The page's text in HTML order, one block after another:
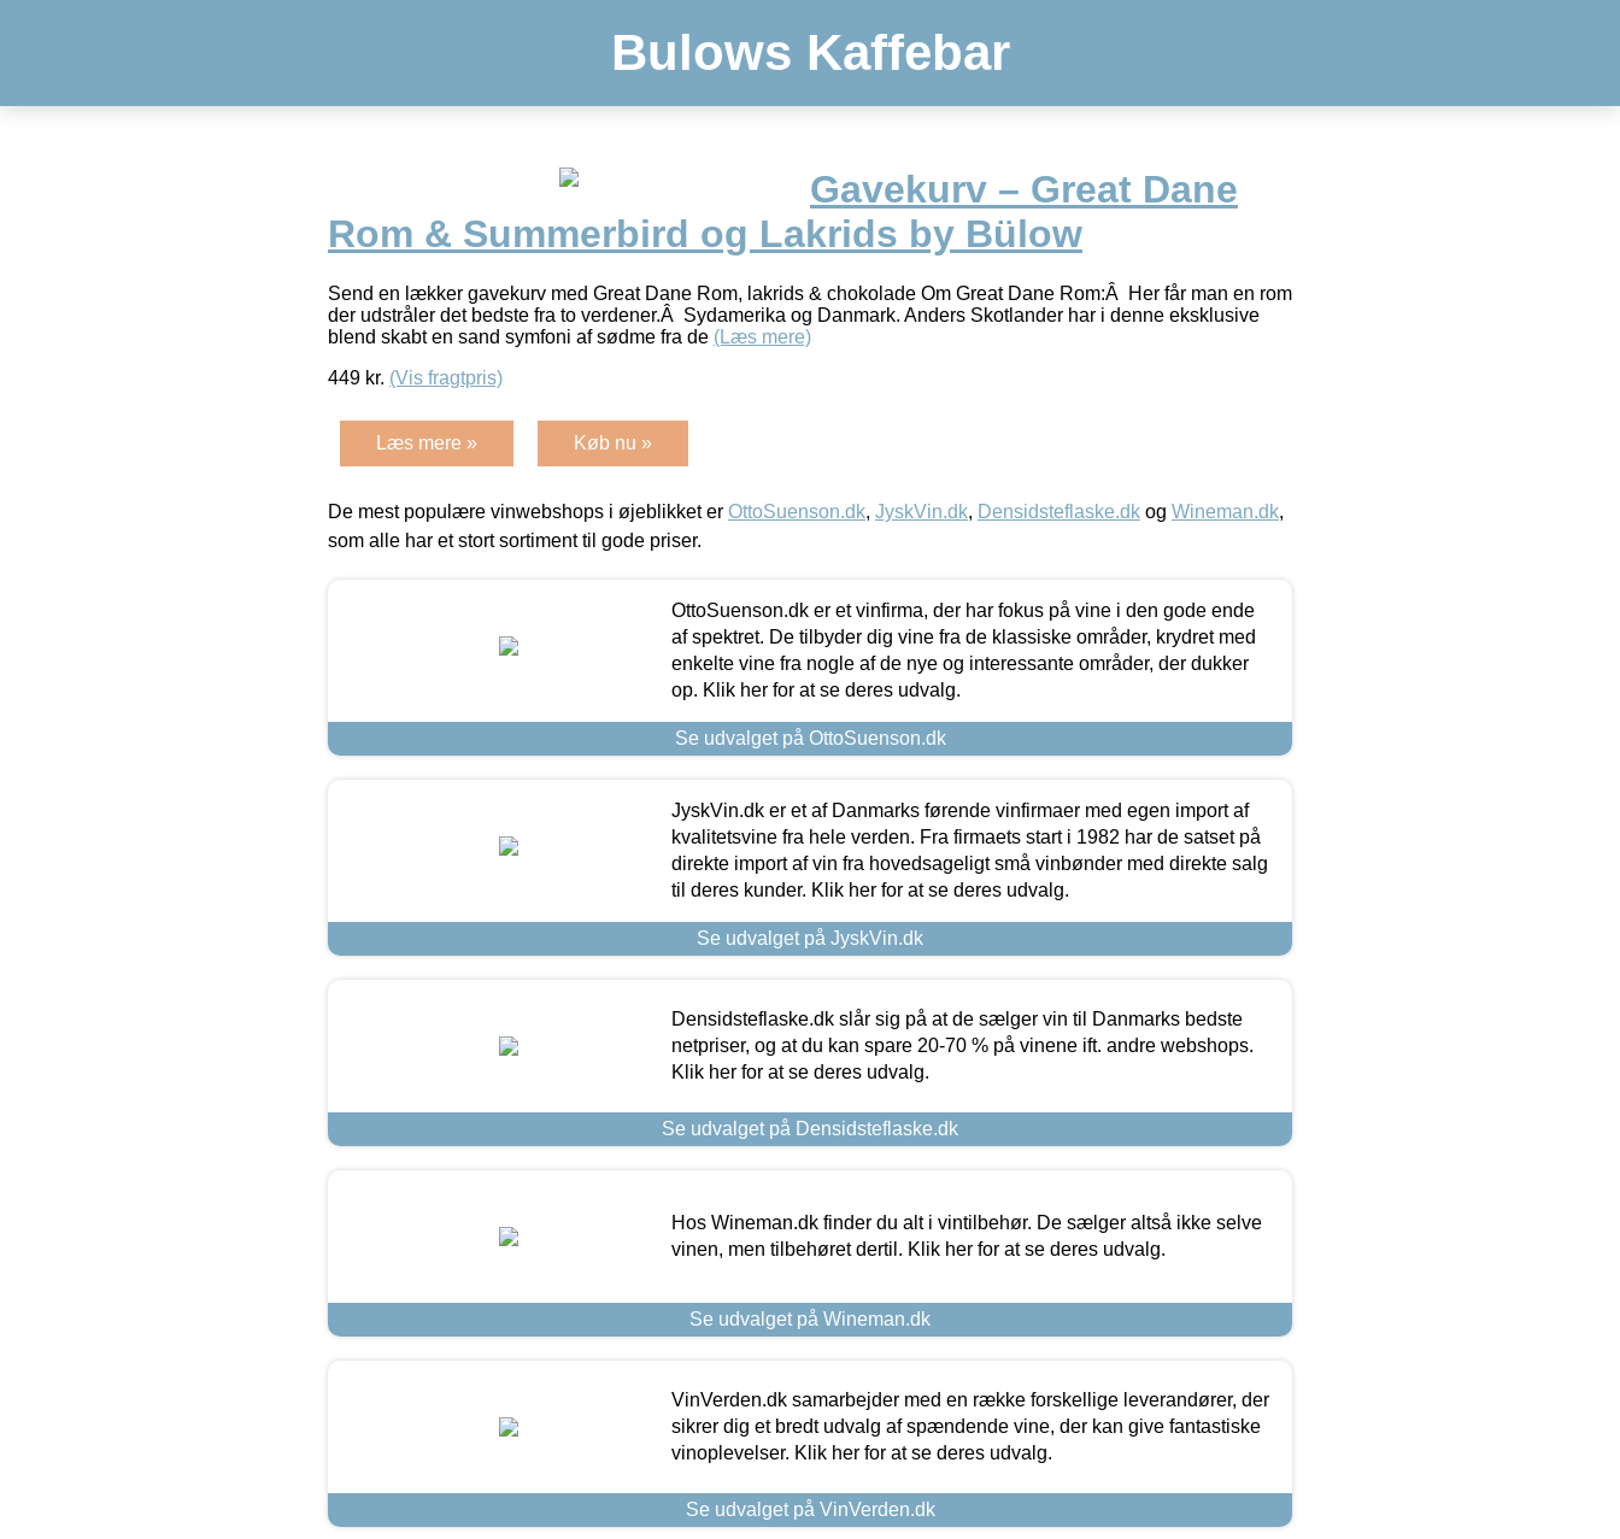
Bulows Kaffebar
Gavekurv – Great Dane
Rom & Summerbird og Lakrids by Bülow
Send en lækker gavekurv med Great Dane Rom, lakrids & chokolade Om Great Dane Rom:Â Her får man en rom
der udstråler det bedste fra to verdener.Â Sydamerika og Danmark. Anders Skotlander har i denne eksklusive
blend skabt en sand symfoni af sødme fra de (Læs mere)
449 kr. (Vis fragtpris)
Læs mere » Køb nu »
De mest populære vinwebshops i øjeblikket er OttoSuenson.dk, JyskVin.dk, Densidsteflaske.dk og Wineman.dk,
som alle har et stort sortiment til gode priser.
OttoSuenson.dk er et vinfirma, der har fokus på vine i den gode ende
af spektret. De tilbyder dig vine fra de klassiske områder, krydret med
enkelte vine fra nogle af de nye og interessante områder, der dukker
op. Klik her for at se deres udvalg.
Se udvalget på OttoSuenson.dk
JyskVin.dk er et af Danmarks førende vinfirmaer med egen import af
kvalitetsvine fra hele verden. Fra firmaets start i 1982 har de satset på
direkte import af vin fra hovedsageligt små vinbønder med direkte salg
til deres kunder. Klik her for at se deres udvalg.
Se udvalget på JyskVin.dk
Densidsteflaske.dk slår sig på at de sælger vin til Danmarks bedste
netpriser, og at du kan spare 20-70 % på vinene ift. andre webshops.
Klik her for at se deres udvalg.
Se udvalget på Densidsteflaske.dk
Hos Wineman.dk finder du alt i vintilbehør. De sælger altså ikke selve
vinen, men tilbehøret dertil. Klik her for at se deres udvalg.
Se udvalget på Wineman.dk
VinVerden.dk samarbejder med en række forskellige leverandører, der
sikrer dig et bredt udvalg af spændende vine, der kan give fantastiske
vinoplevelser. Klik her for at se deres udvalg.
Se udvalget på VinVerden.dk